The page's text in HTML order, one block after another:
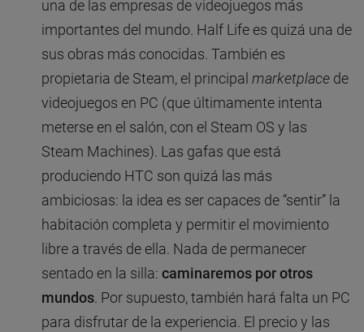
una de las empresas de videojuegos más
importantes del mundo. Half Life es quizá una de
sus obras más conocidas. También es
propietaria de Steam, el principal marketplace de
videojuegos en PC (que últimamente intenta
meterse en el salón, con el Steam OS y las
Steam Machines). Las gafas que está
produciendo HTC son quizá las más
ambiciosas: la idea es ser capaces de “sentir” la
habitación completa y permitir el movimiento
libre a través de ella. Nada de permanecer
sentado en la silla: caminaremos por otros
mundos. Por supuesto, también hará falta un PC
para disfrutar de la experiencia. El precio y las